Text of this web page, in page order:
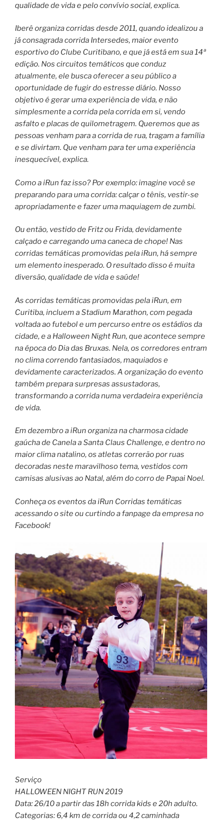
qualidade de vida e pelo convívio social, explica.
Iberê organiza corridas desde 2011, quando idealizou a
já consagrada corrida Intersedes, maior evento
esportivo do Clube Curitibano, e que já está em sua 14ª
edição. Nos circuitos temáticos que conduz
atualmente, ele busca oferecer a seu público a
oportunidade de fugir do estresse diário. Nosso
objetivo é gerar uma experiência de vida, e não
simplesmente a corrida pela corrida em si, vendo
asfalto e placas de quilometragem. Queremos que as
pessoas venham para a corrida de rua, tragam a família
e se divirtam. Que venham para ter uma experiência
inesquecível, explica.
Como a iRun faz isso? Por exemplo: imagine você se
preparando para uma corrida: calçar o tênis, vestir-se
apropriadamente e fazer uma maquiagem de zumbi.
Ou então, vestido de Fritz ou Frida, devidamente
calçado e carregando uma caneca de chope! Nas
corridas temáticas promovidas pela iRun, há sempre
um elemento inesperado. O resultado disso é muita
diversão, qualidade de vida e saúde!
As corridas temáticas promovidas pela iRun, em
Curitiba, incluem a Stadium Marathon, com pegada
voltada ao futebol e um percurso entre os estádios da
cidade, e a Halloween Night Run, que acontece sempre
na época do Dia das Bruxas. Nela, os corredores entram
no clima correndo fantasiados, maquiados e
devidamente caracterizados. A organização do evento
também prepara surpresas assustadoras,
transformando a corrida numa verdadeira experiência
de vida.
Em dezembro a iRun organiza na charmosa cidade
gaúcha de Canela a Santa Claus Challenge, e dentro no
maior clima natalino, os atletas correrão por ruas
decoradas neste maravilhoso tema, vestidos com
camisas alusivas ao Natal, além do corro de Papai Noel.
Conheça os eventos da iRun Corridas temáticas
acessando o site ou curtindo a fanpage da empresa no
Facebook!
Serviço
HALLOWEEN NIGHT RUN 2019
Data: 26/10 a partir das 18h corrida kids e 20h adulto.
Categorias: 6,4 km de corrida ou 4,2 caminhada